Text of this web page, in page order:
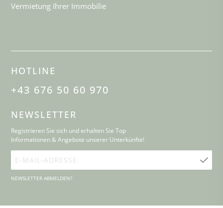
Vermietung Ihrer Immobilie
HOTLINE
+43 676 50 60 970
NEWSLETTER
Registrieren Sie sich und erhalten Sie Top
Informationen & Angebote unserer Unterkünfte!
E-
Mail-
NEWSLETTER ABMELDEN?